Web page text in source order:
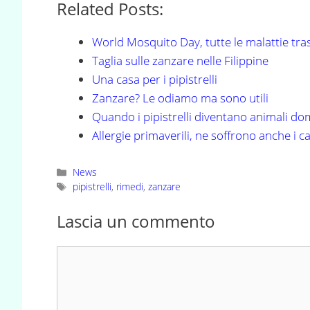
Related Posts:
World Mosquito Day, tutte le malattie
Taglia sulle zanzare nelle Filippine
Una casa per i pipistrelli
Zanzare? Le odiamo ma sono utili
Quando i pipistrelli diventano animali
Allergie primaverili, ne soffrono anche i
Categorie
News
Tag
pipistrelli, rimedi,zanzare
Lascia un commento